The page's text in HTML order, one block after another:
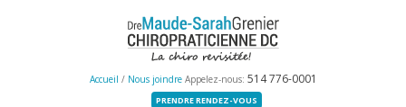
Accueil / Nous joindre Appelez-nous: 514 776-0001
PRENDRE RENDEZ-VOUS